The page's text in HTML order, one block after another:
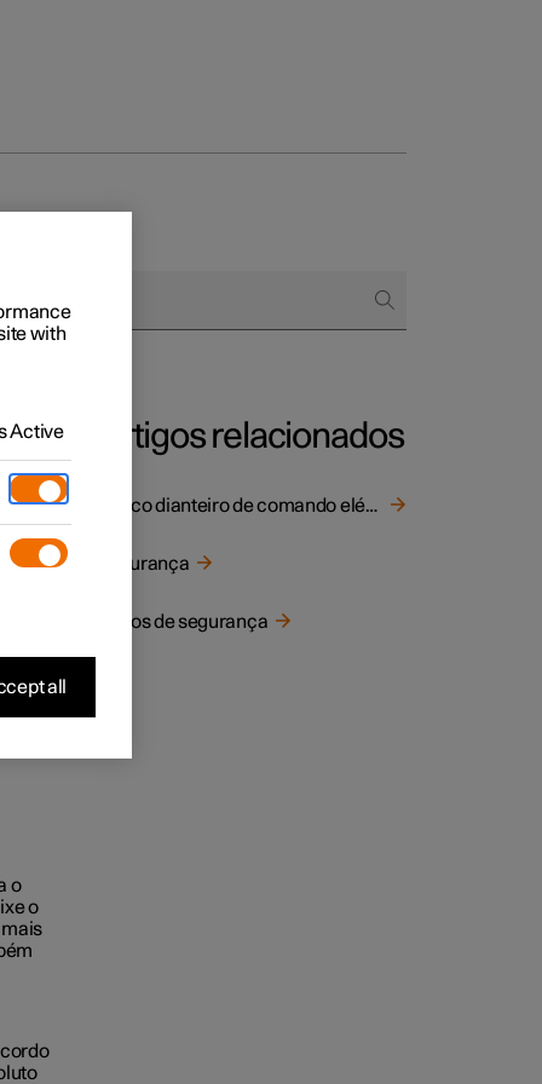
a
o
o
Artigos relacionados
Banco dianteiro de comando elétrico
Segurança
Cintos de segurança
with
Active
all